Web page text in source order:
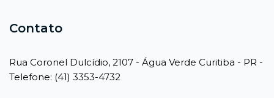
Contato
Rua Coronel Dulcídio, 2107 - Água Verde Curitiba - PR -
Telefone: (41) 3353-4732